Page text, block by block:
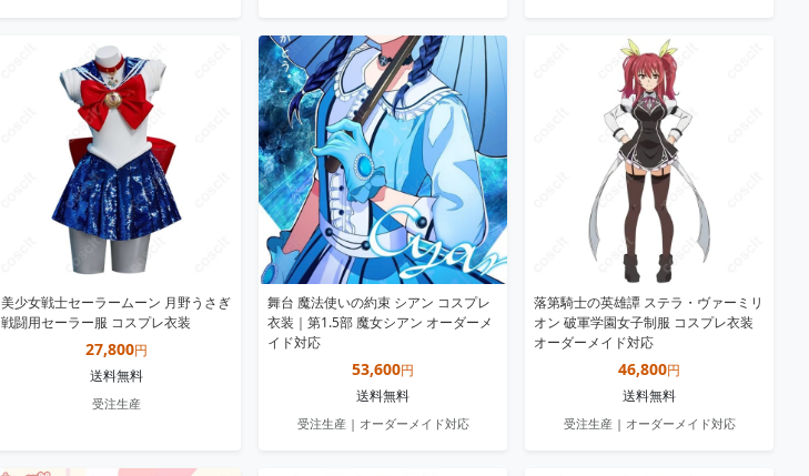
美少女戦士セーラームーン 月野うさぎ
戦闘用セーラー服 コスプレ衣装
27,800円
送料無料
受注生産
舞台 魔法使いの約束 シアン コスプレ
衣装｜第1.5部 魔女シアン オーダーメ
イド対応
53,600円
送料無料
受注生産 | オーダーメイド対応
落第騎士の英雄譚 ステラ・ヴァーミリ
オン 破軍学園女子制服 コスプレ衣装
オーダーメイド対応
46,800円
送料無料
受注生産 | オーダーメイド対応